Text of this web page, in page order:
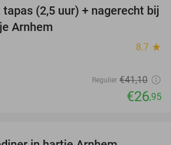
34%
tapas (2,5 uur) + nagerecht bij
Arnhem
8.7 star
Regulier €41,10
€26,95